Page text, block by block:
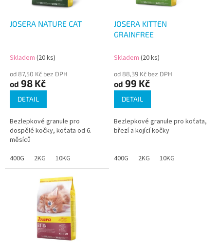
JOSERA NATURE CAT
Skladem (20 ks)
od 87,50 Kč bez DPH
od 98 Kč
DETAIL
Bezlepkové granule pro
dospělé kočky, koťata od 6.
měsíců
400G
2KG 10KG
JOSERA KITTEN
GRAINFREE
Skladem (20 ks)
od 88,39 Kč bez DPH
od 99 Kč
DETAIL
Bezlepkové granule pro koťata,
březí a kojící kočky
400G 2KG 10KG